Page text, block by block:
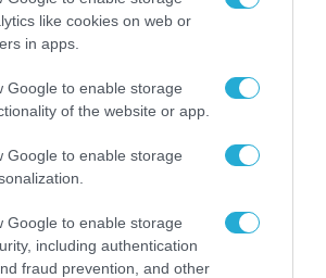
like cookies on web or
in apps.
Google to enable storage
of the website or app.
Google to enable storage
Google to enable storage
including authentication
fraud prevention, and other
του